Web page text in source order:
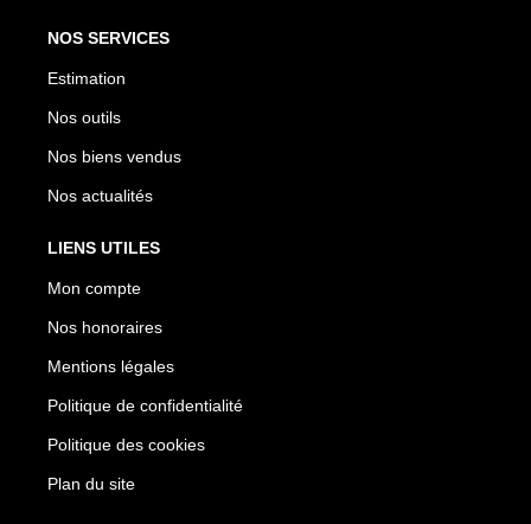
NOS SERVICES
Estimation
Nos outils
Nos biens vendus
Nos actualités
LIENS UTILES
Mon compte
Nos honoraires
Mentions légales
Politique de confidentialité
Politique des cookies
Plan du site